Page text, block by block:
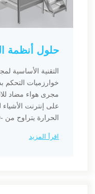
حلول أنظمة
خوارزميات التحكم
مجرى هواء مضاد
على إنترنت
الحرارة يتراوح من -40 إلى -18 درجة مئوية.
اقرأ المزيد